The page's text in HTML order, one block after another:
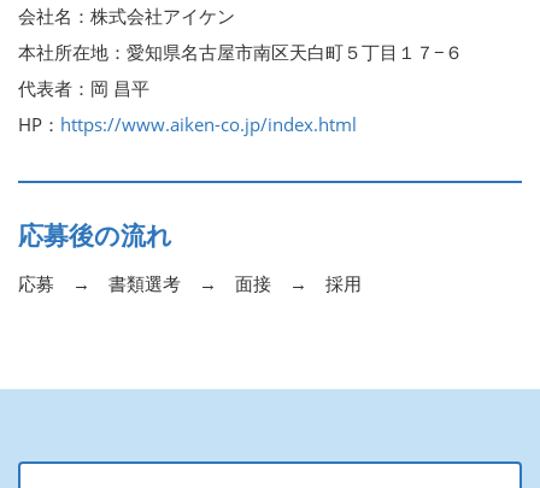
会社名：株式会社アイケン
本社所在地：愛知県名古屋市南区天白町５丁目１７−６
代表者：岡 昌平
HP： https://www.aiken-co.jp/index.html
応募後の流れ
応募 → 書類選考 → 面接 → 採用